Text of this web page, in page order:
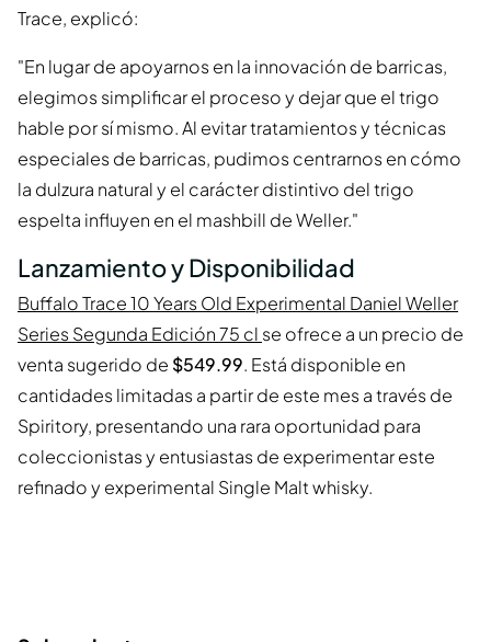
Trace, explicó:
"En lugar de apoyarnos en la innovación de barricas,
elegimos simplificar el proceso y dejar que el trigo
hable por sí mismo. Al evitar tratamientos y técnicas
especiales de barricas, pudimos centrarnos en cómo
la dulzura natural y el carácter distintivo del trigo
espelta influyen en el mashbill de Weller."
Lanzamiento y Disponibilidad
Buffalo Trace 10 Years Old Experimental Daniel Weller
Series Segunda Edición 75 cl se ofrece a un precio de
venta sugerido de $549.99. Está disponible en
cantidades limitadas a partir de este mes a través de
Spiritory, presentando una rara oportunidad para
coleccionistas y entusiastas de experimentar este
refinado y experimental Single Malt whisky.